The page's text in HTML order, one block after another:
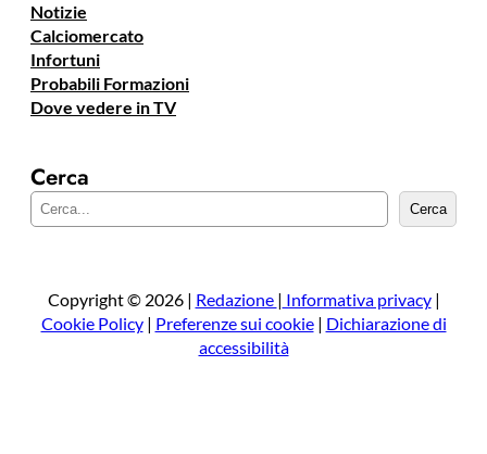
Notizie
Calciomercato
Infortuni
Probabili Formazioni
Dove vedere in TV
Cerca
e
a
Cerca
Copyright © 2026 | Redazione | Informativa privacy|
Cookie Policy| Preferenze sui cookie| Dichiarazione di
accessibilità